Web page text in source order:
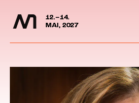
Jump to content
12.–14.
MAI, 2027